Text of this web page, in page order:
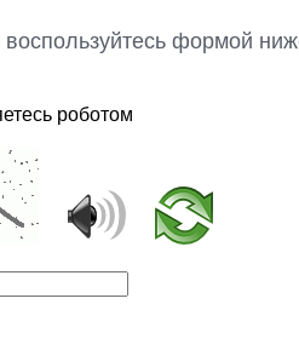
формой
роботом